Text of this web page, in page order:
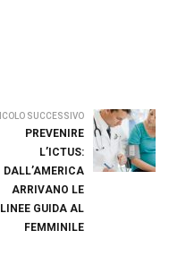
SUCCESSIVO
PREVENIRE
L’ICTUS:
DALL’AMERICA
ARRIVANO LE
LINEE GUIDA AL
FEMMINILE